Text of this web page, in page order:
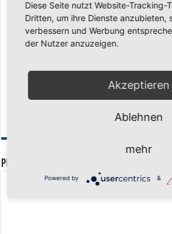
Saison 2026/2027 Trainingszeiten Jugend 15.
Regionalliga-Meister SV Haspe 70 12. Mai
Historischer Triumph in Langen: Ü45 krönt
Zum Heimabschluss ein Ausrufezeichen 9.
Mission Titelverteidigung: LOCO Express
6. Mai 2026
Finale, Teil 2: Alle ins Hasper Ufo 6. Mai 2026
PREMIUMPARTNER
Diese Seite nutzt Website-Tracking-
Dritten, um ihre Dienste anzubieten,
verbessern und Werbung
der Nutzer anzuzeigen.
Akzeptieren
Ablehnen
mehr
Powered by &